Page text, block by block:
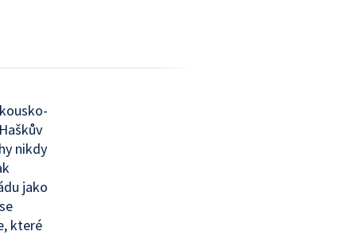
nikdy
jako
které